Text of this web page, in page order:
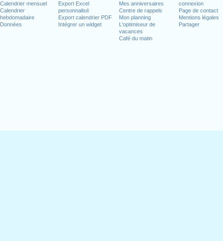
Calendrier mensuel
Calendrier
hebdomadaire
Données
Export Excel
personnalisé
Export calendrier PDF
Intégrer un widget
Mes anniversaires
Centre de rappels
Mon planning
L'optimiseur de
vacances
Café du matin
connexion
Page de contact
Mentions légales
Partager